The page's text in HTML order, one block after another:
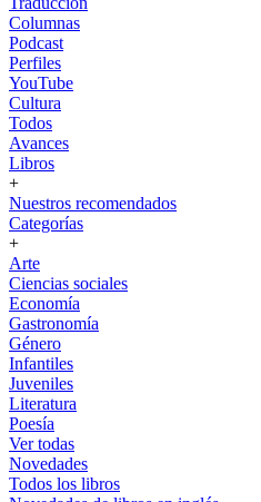
Columnas
Podcast
Perfiles
YouTube
Cultura
Todos
Avances
Libros
+
Nuestros recomendados
Categorías
+
Arte
Ciencias sociales
Economía
Gastronomía
Género
Infantiles
Juveniles
Literatura
Poesía
Ver todas
Novedades
Todos los libros